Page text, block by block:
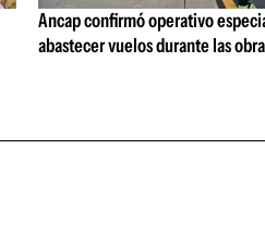
Ancap confirmó operativo
abastecer vuelos durante las